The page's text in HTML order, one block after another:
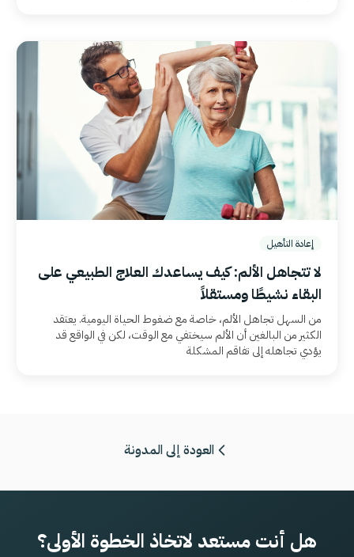
إعادة التأهيل
لا تتجاهل الألم: كيف يساعدك العلاج الطبيعي على
البقاء نشيطًا ومستقلاً
من السهل تجاهل الألم، خاصة مع ضغوط الحياة اليومية. يعتقد
الكثير من البالغين أن الألم سيختفي مع الوقت، لكن في الواقع قد
يؤدي تجاهله إلى تفاقم المشكلة
العودة إلى المدونة
هل أنت مستعد لاتخاذ الخطوة الأولى؟